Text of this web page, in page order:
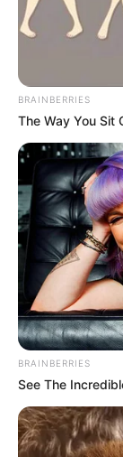
BRAINBERRIES
The Way You Sit
BRAINBERRIES
See The